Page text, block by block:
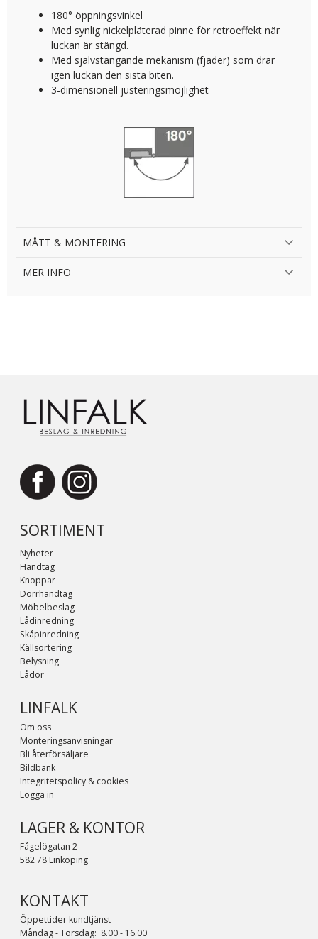
180° öppningsvinkel
Med synlig nickelpläterad pinne för retroeffekt när
luckan är stängd.
Med självstängande mekanism (fjäder) som drar
igen luckan den sista biten.
3-dimensionell justeringsmöjlighet
MÅTT & MONTERING
MER INFO
SORTIMENT
Nyheter
Handtag
Knoppar
Dörrhandtag
Möbelbeslag
Lådinredning
Skåpinredning
Källsortering
Belysning
Lådor
LINFALK
Om oss
Monteringsanvisningar
Bli återförsäljare
Bildbank
Integritetspolicy & cookies
Logga in
LAGER & KONTOR
Fågelögatan 2
582 78 Linköping
KONTAKT
Öppettider kundtjänst
Måndag - Torsdag: 8.00 - 16.00